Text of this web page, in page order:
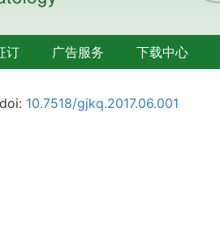
订 广告服务 下载中心
doi: 10.7518/gjkq.2017.06.001